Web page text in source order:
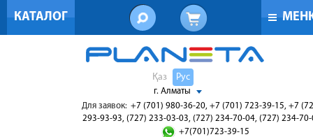
КАТАЛОГ
Қаз Рус
г. Алматы
Для заявок: +7 (701) 980-36-20, +7 (701) 723-39-15, +7
293-93-93, (727) 233-03-03, (727) 234-70-04, (727) 234-
+7(701)723-39-15